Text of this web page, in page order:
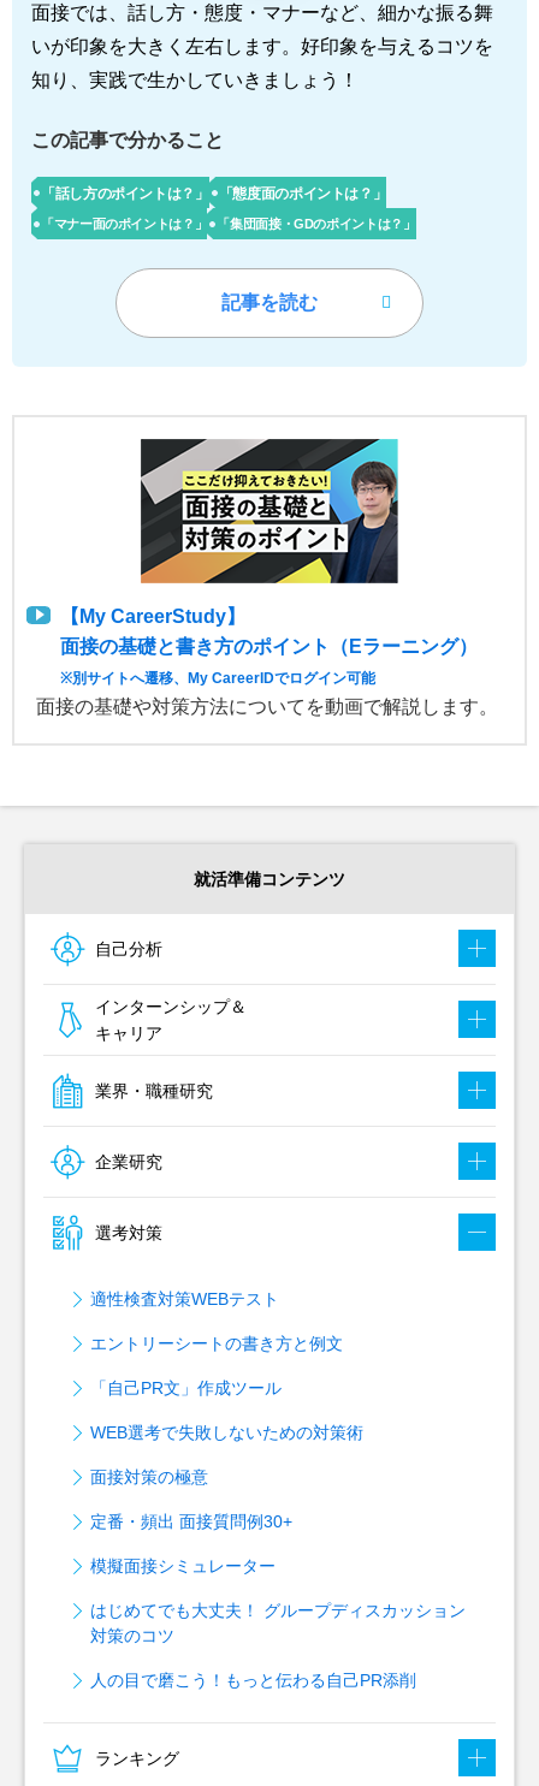
面接では、話し方・態度・マナーなど、細かな振る舞
いが印象を大きく左右します。好印象を与えるコツを
知り、実践で生かしていきましょう！
この記事で分かること
「話し方のポイントは？」 「態度面のポイントは？」
「マナー面のポイントは？」 「集団面接・GDのポイントは？」
記事を読む
【My CareerStudy】
面接の基礎と書き方のポイント（Eラーニング）
※別サイトへ遷移、My CareerIDでログイン可能
面接の基礎や対策方法についてを動画で解説します。
就活準備コンテンツ
自己分析
インターンシップ＆
キャリア
業界・職種研究
企業研究
選考対策
適性検査対策WEBテスト
エントリーシートの書き方と例文
「自己PR文」作成ツール
WEB選考で失敗しないための対策術
面接対策の極意
定番・頻出 面接質問例30+
模擬面接シミュレーター
はじめてでも大丈夫！ グループディスカッション
対策のコツ
人の目で磨こう！もっと伝わる自己PR添削
ランキング